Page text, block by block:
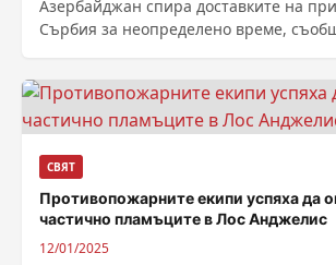
Азербайджан спира доставките на
Сърбия за неопределено време,
СВЯТ
Противопожарните екипи успяха да
частично пламъците в Лос Анджелис
12/01/2025